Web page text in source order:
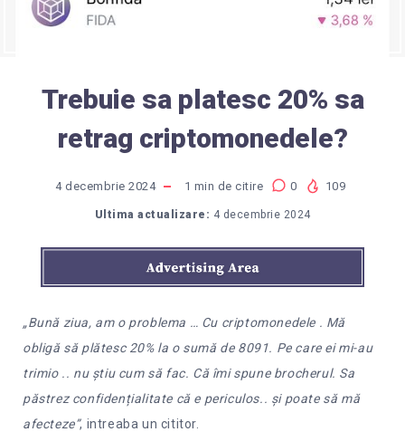
Trebuie sa platesc 20% sa
retrag criptomonedele?
4 decembrie 2024 1 min de citire 0 109
Ultima actualizare: 4 decembrie 2024
„Bună ziua, am o problema … Cu criptomonedele . Mă
obligă să plătesc 20% la o sumă de 8091. Pe care ei mi-au
trimio .. nu știu cum să fac. Că îmi spune brocherul. Sa
păstrez confidențialitate că e periculos.. și poate să mă
afecteze”, intreaba un cititor.